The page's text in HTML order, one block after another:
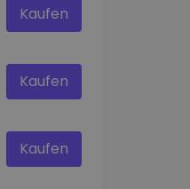
Kaufen
Kaufen
Kaufen